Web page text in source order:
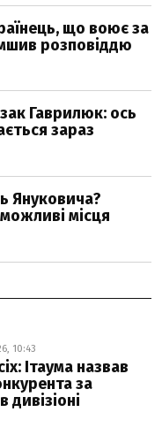
10:43
Ітаума назвав
за
дивізіоні